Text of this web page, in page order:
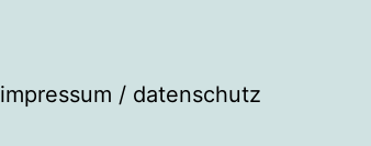
impressum / datenschutz